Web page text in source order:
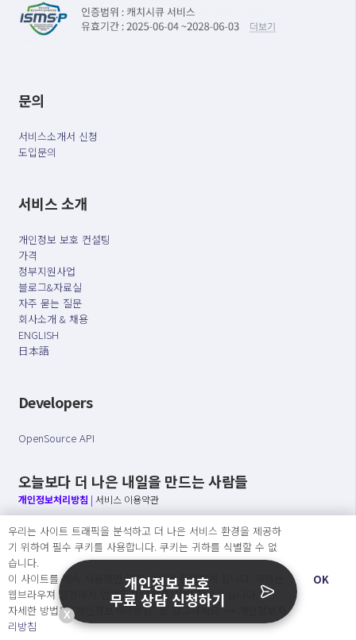
문의
서비스소개서 신청
도입문의
서비스 소개
개인정보 보호 컨설팅
가격
정부지원사업
블로그&자료실
자주 묻는 질문
회사소개 & 채용
ENGLISH
日本語
Developers
OpenSource API
오늘보다 더 나은 내일을 만드는 사람들
개인정보처리방침 | 서비스 이용약관
○ 개인정보보호 컴플라이언스를 선도하겠습니다.
○ 정보주체의 권리를 보장하겠습니다.
○ 기업의 개인정보보호를 위한 효율적 관리를 보장하겠습니다.
Copyright Ⓒ
우리는 사이트 트래픽을 분석하고 더 나은 서비스 환경을 제공하
기 위하여 필수 쿠키를 사용합니다. 쿠키는 귀하를 식별할 수 없
습니다.
이 사이트를 계속 사용하면 쿠키 사용에 동의하게 됩니다. 귀하는
웹브라우져 설정에서 언제든지 쿠키를 삭제 할 수있습니다.
자세한 방법은 “개인정보처리방침” 을 참고하세요. →
리방침
OK
X
개인정보 보호
무료 상담 신청하기